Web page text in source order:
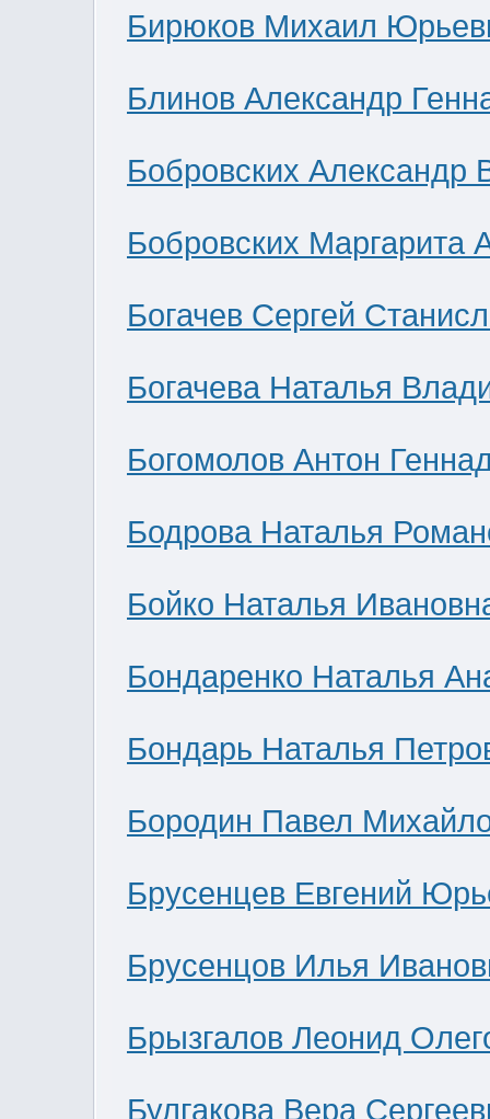
Бирюков Михаил
Блинов Александр
Бобровских Александр
Бобровских Маргарита
Богачев Сергей
Богачева Наталья
Богомолов Антон
Бодрова Наталья
Бойко Наталья
Бондаренко Наталья
Бондарь Наталья
Бородин Павел
Брусенцев Евгений
Брусенцов Илья
Брызгалов Леонид
Булгакова Вера